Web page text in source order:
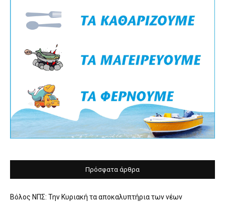
Πρόσφατα άρθρα
Βόλος ΝΠΣ: Την Κυριακή τα αποκαλυπτήρια των νέων